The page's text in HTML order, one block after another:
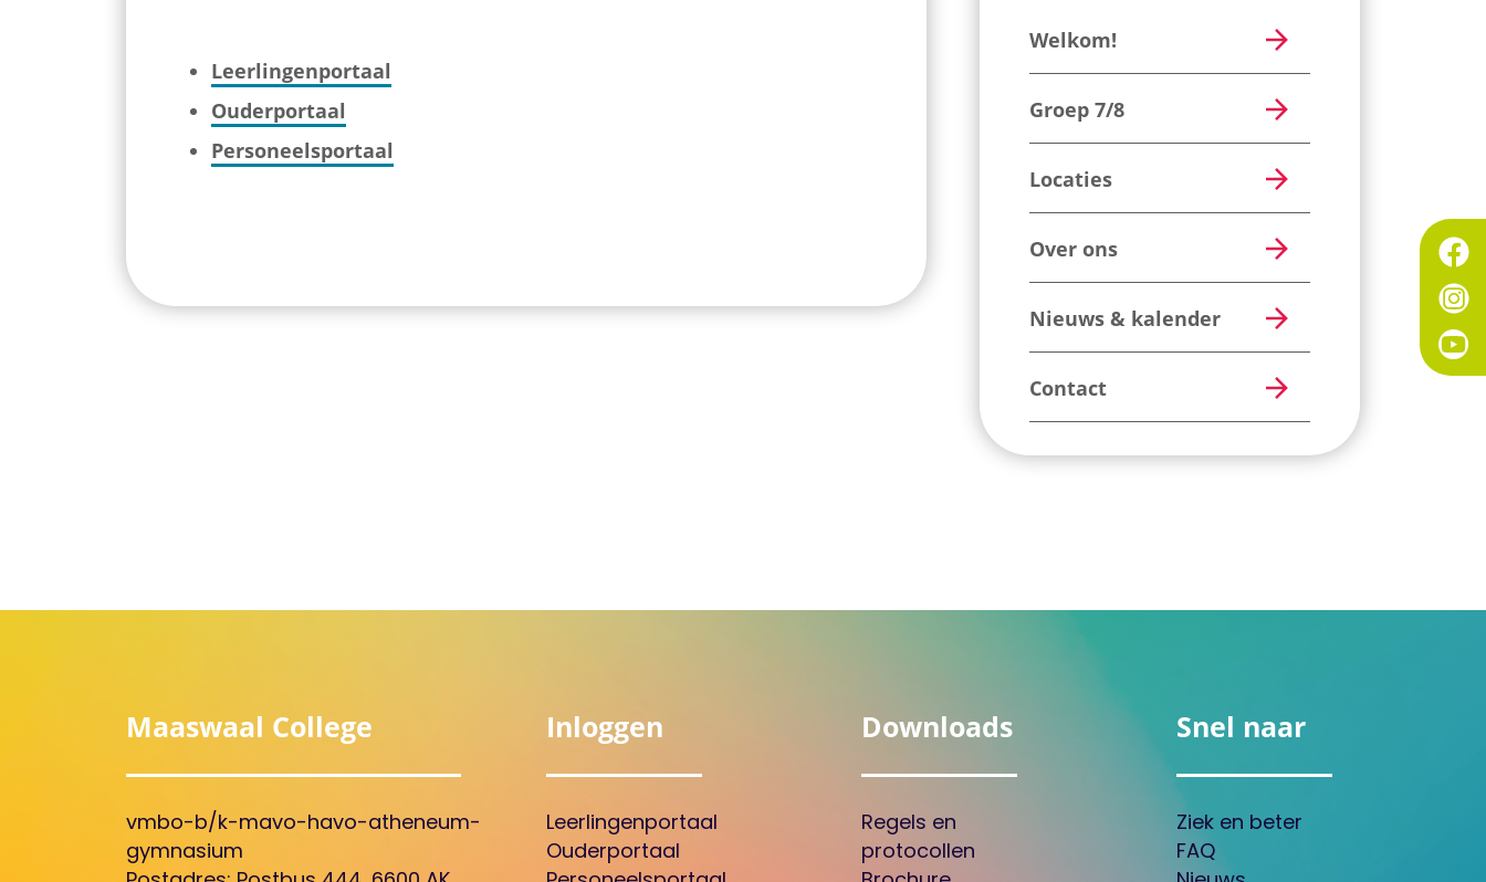
Leerlingenportaal
Ouderportaal
Personeelsportaal
Welkom!
Groep 7/8
Locaties
Over ons
Nieuws & kalender
Contact
Maaswaal College
vmbo-b/k-mavo-havo-atheneum-
gymnasium
Inloggen
Leerlingenportaal
Ouderportaal
Downloads
Regels en
protocollen
Snel naar
Ziek en beter
FAQ